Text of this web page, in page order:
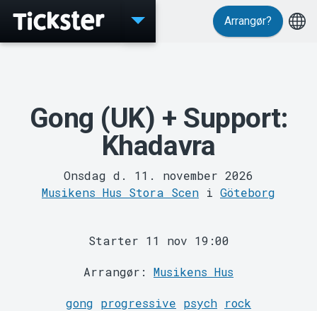
MyTickster
Arrangør?
Gong (UK) + Support:
Khadavra
Onsdag d. 11. november 2026
Musikens Hus Stora Scen i Göteborg
Starter 11 nov 19:00
Arrangør: Musikens Hus
gong progressive psych rock